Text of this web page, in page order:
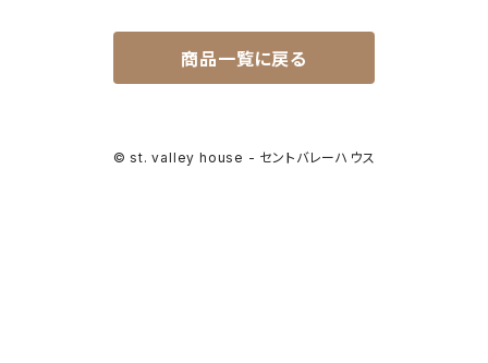
Akihiro Wood Works
商品一覧に戻る
© st. valley house - セントバレーハウス